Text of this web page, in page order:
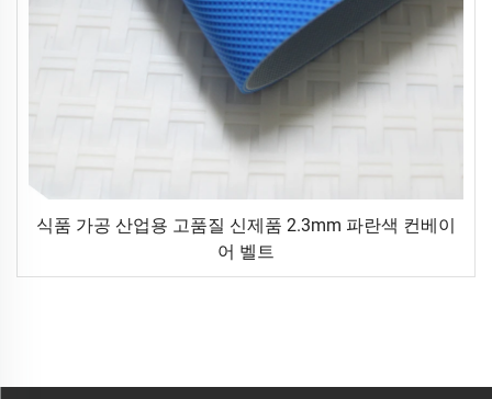
식품 가공 산업용 고품질 신제품 2.3mm 파란색 컨베이
어 벨트